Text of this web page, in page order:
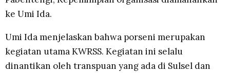
ke Umi Ida.
Umi Ida menjelaskan bahwa porseni merupakan
kegiatan utama KWRSS. Kegiatan ini selalu
dinantikan oleh transpuan yang ada di Sulsel dan